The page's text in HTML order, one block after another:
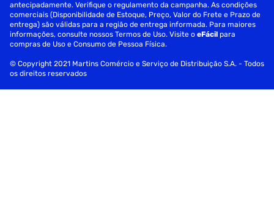
antecipadamente. Verifique o regulamento da campanha. As condições
comerciais (Disponibilidade de Estoque, Preço, Valor do Frete e Prazo de
entrega) são válidas para a região de entrega informada. Para maiores
informações, consulte nossos Termos de Uso. Visite oeFácil para
compras de Uso e Consumo de Pessoa Física.
© Copyright 2021 Martins Comércio e Serviço de Distribuição S.A. - Todos
os direitos reservados